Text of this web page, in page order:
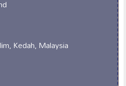
Kedah, Malaysia